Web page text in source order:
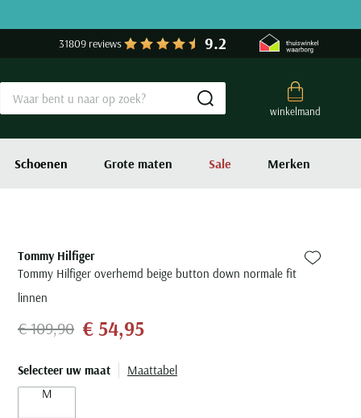
31809 reviews 9.2
winkelmand
Submit search
Schoenen Grote maten Sale Merken
Tommy Hilfiger
Tommy Hilfiger overhemd beige button down normale fit
linnen
Zet bij
€ 109,90 € 54,95
Selecteer uw maat
Maattabel
M